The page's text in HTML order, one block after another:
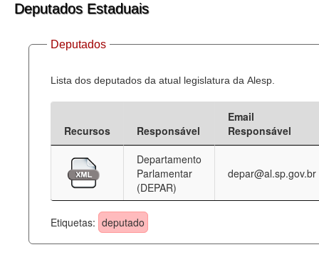
Lei de Acesso à Informação
Dados Governamentais Abertos
Planejamento
Catálogo de dados
Processo Legislativo
Deputados Estaduais
Administração
Legislação
Agenda
Deputados Estaduais
Deputados
Lista dos deputados da atual legislatura da Alesp.
Recursos Responsável
Email
Responsável
Departamento
Parlamentar
(DEPAR)
depar@al.sp.gov.br
Etiquetas: deputado